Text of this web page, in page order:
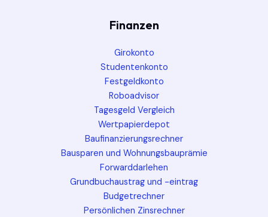
Finanzen
Girokonto
Studentenkonto
Festgeldkonto
Roboadvisor
Tagesgeld Vergleich
Wertpapierdepot
Baufinanzierungsrechner
Bausparen und Wohnungsbauprämie
Forwarddarlehen
Grundbuchaustrag und -eintrag
Budgetrechner
Persönlichen Zinsrechner